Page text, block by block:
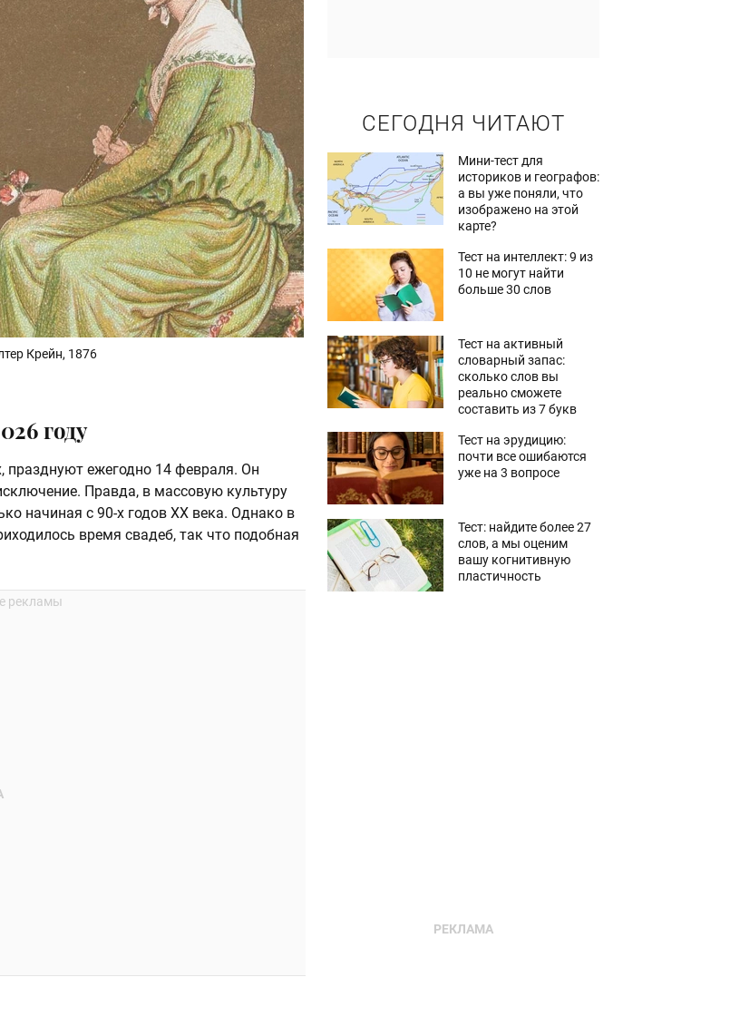
Крейн, 1876
году
празднуют ежегодно 14 февраля. Он
Правда, в массовую культуру
начиная с 90-х годов XX века. Однако в
время свадеб, так что подобная
СЕГОДНЯ ЧИТАЮТ
Мини-тест для
историков и географов:
а вы уже поняли, что
изображено на этой
карте?
Тест на интеллект: 9 из
10 не могут найти
больше 30 слов
Тест на активный
словарный запас:
сколько слов вы
реально сможете
составить из 7 букв
Тест на эрудицию:
почти все ошибаются
уже на 3 вопросе
Тест: найдите более 27
слов, а мы оценим
вашу когнитивную
пластичность